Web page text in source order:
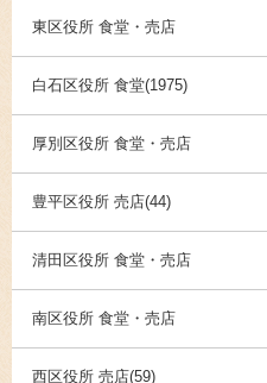
東区役所 食堂・売店
白石区役所 食堂(1975)
厚別区役所 食堂・売店
豊平区役所 売店(44)
清田区役所 食堂・売店
南区役所 食堂・売店
西区役所 売店(59)